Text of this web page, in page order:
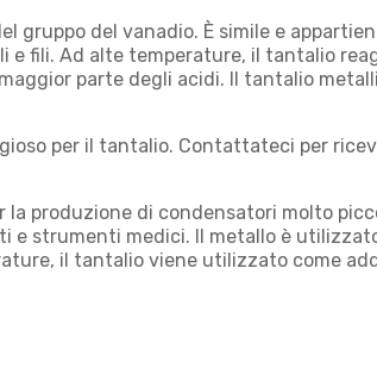
del vanadio. È simile e
fili. Ad alte temperature, il tantalio
parte degli acidi. Il tantalio
per il tantalio. Contattateci per
produzione di condensatori molto
strumenti medici. Il metallo è
il tantalio viene utilizzato come